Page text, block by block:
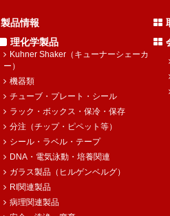
製品情報
理化学製品
Kuhner Shaker（キューナーシェーカ
ー）
機器類
チューブ・プレート・シール
ラック・ボックス・保冷・保存
分注（チップ・ピペット等）
シール・ラベル・テープ
DNA・電気泳動・培養関連
ガラス製品（ヒルゲンベルグ）
RI関連製品
病理関連製品